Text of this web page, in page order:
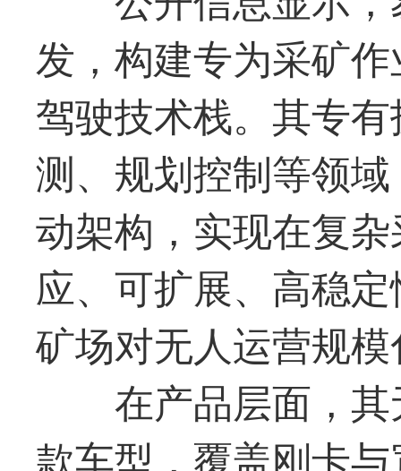
发，构建专为采矿
驾驶技术栈。其专
测、规划控制等领
动架构，实现在复
应、可扩展、高稳
矿场对无人运营规
在产品层面，
款车型，覆盖刚卡